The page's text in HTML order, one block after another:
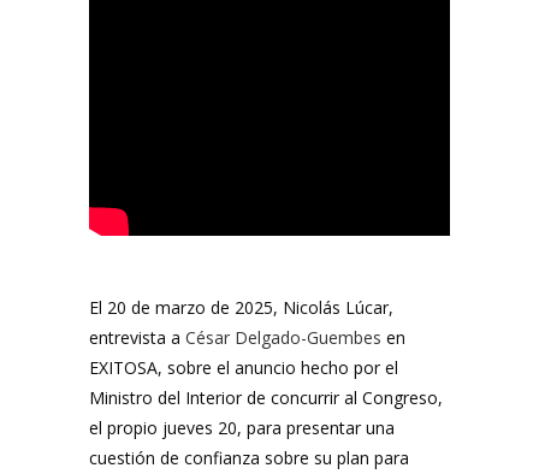
El 20 de marzo de 2025, Nicolás Lúcar,
entrevista a César Delgado-Guembes en
EXITOSA, sobre el anuncio hecho por el
Ministro del Interior de concurrir al Congreso,
el propio jueves 20, para presentar una
cuestión de confianza sobre su plan para